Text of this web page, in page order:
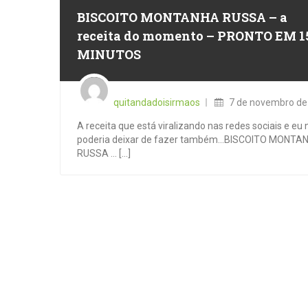
BISCOITO MONTANHA RUSSA – a
receita do momento – PRONTO EM
MINUTOS
quitandadoisirmaos
Posted
on
7 de novembro
A receita que está viralizando nas redes sociais e eu
poderia deixar de fazer também…BISCOITO
RUSSA … [...]